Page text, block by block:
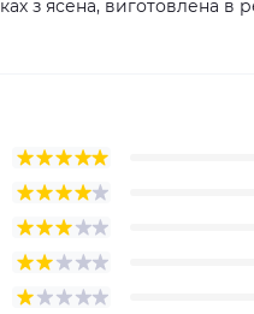
з ясена, виготовлена в